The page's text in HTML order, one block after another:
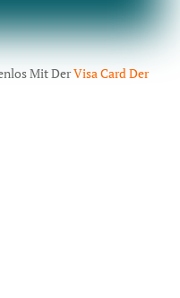
Mit DerVisa Card Der